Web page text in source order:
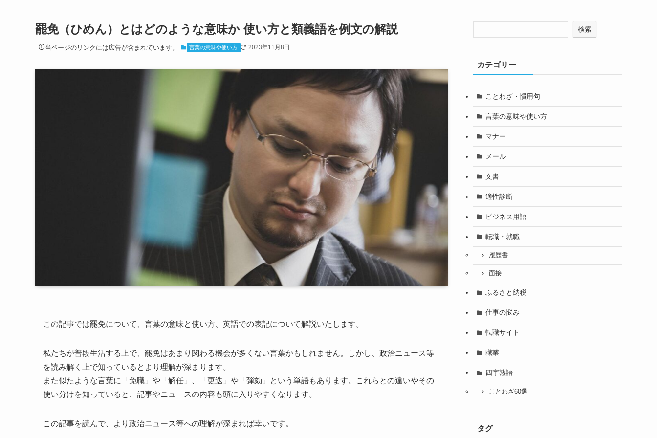
罷免（ひめん）とはどのような意味か 使い方と類義語を例文の解説
当ページのリンクには広告が含まれています。 言葉の意味や使い方 2023年11月8日
この記事では罷免について、言葉の意味と使い方、英語での表記について解説いたします。
私たちが普段生活する上で、罷免はあまり関わる機会が多くない言葉かもしれません。しかし、政治ニュース等
を読み解く上で知っているとより理解が深まります。
また似たような言葉に「免職」や「解任」、「更迭」や「弾劾」という単語もあります。これらとの違いやその
使い分けを知っていると、記事やニュースの内容も頭に入りやすくなります。
この記事を読んで、より政治ニュース等への理解が深まれば幸いです。
検索
カテゴリー
ことわざ・慣用句
言葉の意味や使い方
マナー
メール
文書
適性診断
ビジネス用語
転職・就職
履歴書
面接
ふるさと納税
仕事の悩み
転職サイト
職業
四字熟語
ことわざ60選
タグ